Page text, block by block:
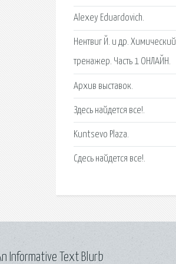
Alexey Eduardovich.
Нентвиг Й. и др. Химический
тренажер. Часть 1 ОНЛАЙН.
Архив выставок.
Здесь найдется все!.
Kuntsevo Plaza.
Сдесь найдется все!.
Informative Text Blurb